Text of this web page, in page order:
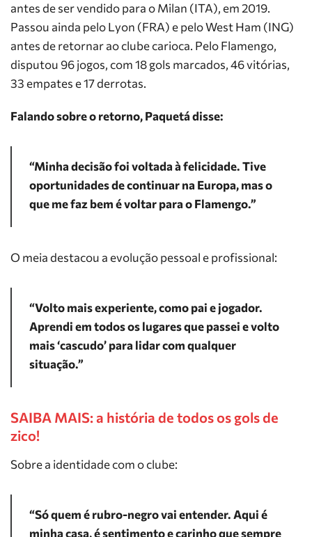
antes de ser vendido para o Milan (ITA), em 2019.
Passou ainda pelo Lyon (FRA) e pelo West Ham (ING)
antes de retornar ao clube carioca. Pelo Flamengo,
disputou 96 jogos, com 18 gols marcados, 46 vitórias,
33 empates e 17 derrotas.
Falando sobre o retorno, Paquetá disse:
“Minha decisão foi voltada à felicidade. Tive
oportunidades de continuar na Europa, mas o
que me faz bem é voltar para o Flamengo.”
O meia destacou a evolução pessoal e profissional:
“Volto mais experiente, como pai e jogador.
Aprendi em todos os lugares que passei e volto
mais ‘cascudo’ para lidar com qualquer
situação.”
SAIBA MAIS: a história de todos os gols de
zico!
Sobre a identidade com o clube:
“Só quem é rubro-negro vai entender. Aqui é
minha casa, é sentimento e carinho que sempre